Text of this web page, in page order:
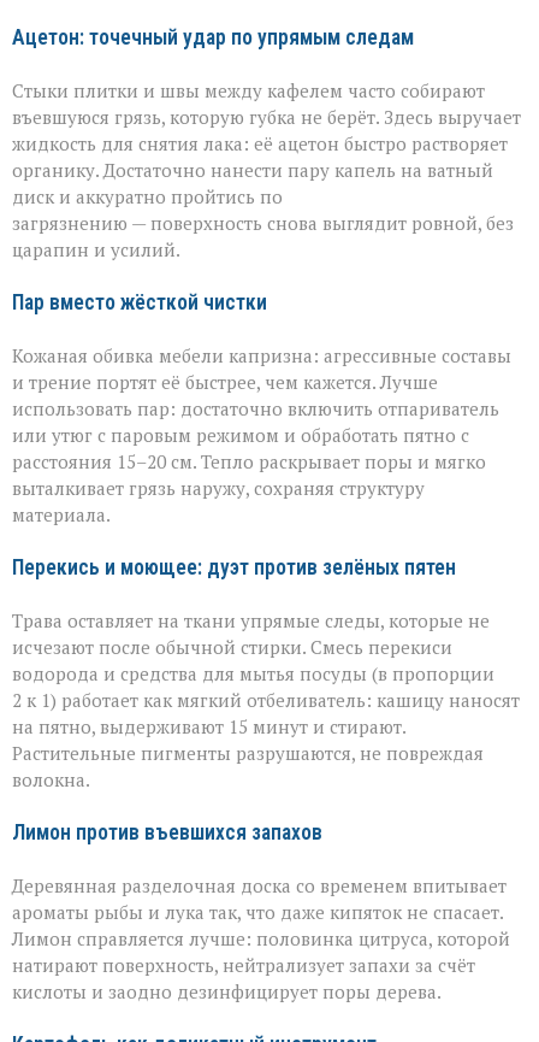
Ацетон: точечный удар по упрямым следам
Стыки плитки и швы между кафелем часто собирают
въевшуюся грязь, которую губка не берёт. Здесь выручает
жидкость для снятия лака: её ацетон быстро растворяет
органику. Достаточно нанести пару капель на ватный
диск и аккуратно пройтись по
загрязнению — поверхность снова выглядит ровной, без
царапин и усилий.
Пар вместо жёсткой чистки
Кожаная обивка мебели капризна: агрессивные составы
и трение портят её быстрее, чем кажется. Лучше
использовать пар: достаточно включить отпариватель
или утюг с паровым режимом и обработать пятно с
расстояния 15–20 см. Тепло раскрывает поры и мягко
выталкивает грязь наружу, сохраняя структуру
материала.
Перекись и моющее: дуэт против зелёных пятен
Трава оставляет на ткани упрямые следы, которые не
исчезают после обычной стирки. Смесь перекиси
водорода и средства для мытья посуды (в пропорции
2 к 1) работает как мягкий отбеливатель: кашицу наносят
на пятно, выдерживают 15 минут и стирают.
Растительные пигменты разрушаются, не повреждая
волокна.
Лимон против въевшихся запахов
Деревянная разделочная доска со временем впитывает
ароматы рыбы и лука так, что даже кипяток не спасает.
Лимон справляется лучше: половинка цитруса, которой
натирают поверхность, нейтрализует запахи за счёт
кислоты и заодно дезинфицирует поры дерева.